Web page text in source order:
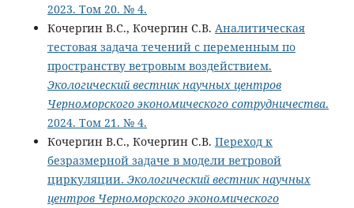
2023. Том 20. № 4.
Кочергин В.С., Кочергин С.В. Аналитическая
тестовая задача течений с переменным по
пространству ветровым воздействием.
Экологический вестник научных центров
Черноморского экономического сотрудничества.
2024. Том 21. № 4.
Кочергин В.С., Кочергин С.В. Переход к
безразмерной задаче в модели ветровой
циркуляции. Экологический вестник научных
центров Черноморского экономического